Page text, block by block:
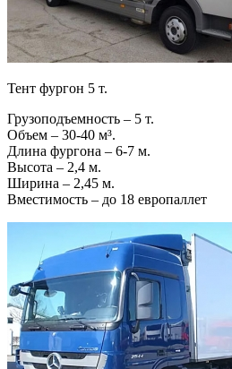
Тент фургон 5 т.
Грузоподъемность – 5 т.
Объем – 30-40 м³.
Длина фургона – 6-7 м.
Высота – 2,4 м.
Ширина – 2,45 м.
Вместимость – до 18 европаллет